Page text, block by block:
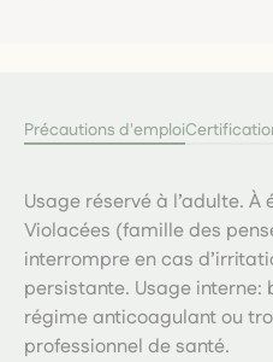
Précautions d'emploi
Usage réservé à l’adulte.
Violacées (famille des
interrompre en cas
persistante. Usage interne:
régime anticoagulant ou
professionnel de santé.